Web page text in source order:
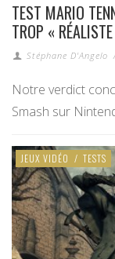
TEST MARIO
TROP «
Stéphane D'Angelo
Notre verdict
Smash sur
JEUX VIDÉO / TESTS